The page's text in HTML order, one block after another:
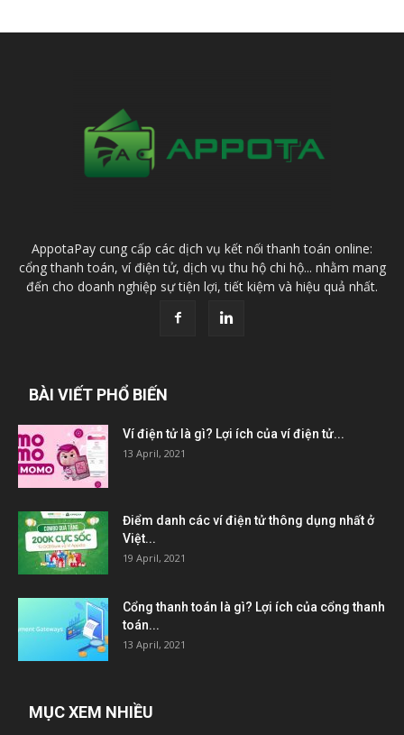
AppotaPay cung cấp các dịch vụ kết nối thanh toán online:
cổng thanh toán, ví điện tử, dịch vụ thu hộ chi hộ... nhằm mang
đến cho doanh nghiệp sự tiện lợi, tiết kiệm và hiệu quả nhất.
BÀI VIẾT PHỔ BIẾN
Ví điện tử là gì? Lợi ích của ví điện tử...
13 April, 2021
Điểm danh các ví điện tử thông dụng nhất ở
Việt...
19 April, 2021
Cổng thanh toán là gì? Lợi ích của cổng thanh
toán...
13 April, 2021
MỤC XEM NHIỀU